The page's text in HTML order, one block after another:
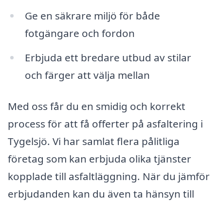
Ge en säkrare miljö för både
fotgängare och fordon
Erbjuda ett bredare utbud av stilar
och färger att välja mellan
Med oss får du en smidig och korrekt
process för att få offerter på asfaltering i
Tygelsjö. Vi har samlat flera pålitliga
företag som kan erbjuda olika tjänster
kopplade till asfaltläggning. När du jämför
erbjudanden kan du även ta hänsyn till